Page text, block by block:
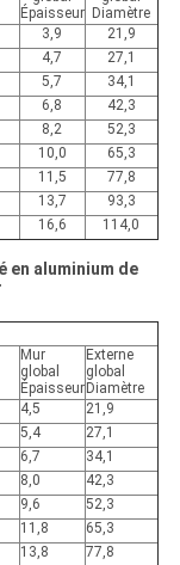
Épaisseur Diamètre
3,9
21,9
4,7
27,1
5,7
34,1
6,8
42,3
8,2
52,3
10,0
65,3
11,5
77,8
13,7
93,3
16,6 114,0
en aluminium de
Mur
global
Épaisseur
Externe
global
Diamètre
4,5
21,9
5,4
27,1
6,7
34,1
8,0
42,3
9,6
52,3
11,8
65,3
13,8
77,8